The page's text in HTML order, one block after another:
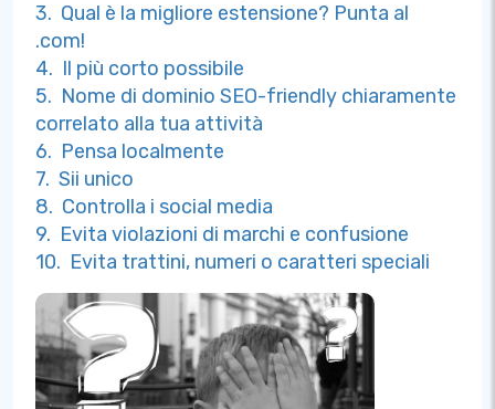
3. Qual è la migliore estensione? Punta al
.com!
4. Il più corto possibile
5. Nome di dominio SEO-friendly chiaramente
correlato alla tua attività
6. Pensa localmente
7. Sii unico
8. Controlla i social media
9. Evita violazioni di marchi e confusione
10. Evita trattini, numeri o caratteri speciali